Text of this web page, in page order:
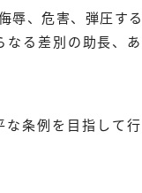
辱、危害、弾圧す
る差別の助長、
条例を目指して